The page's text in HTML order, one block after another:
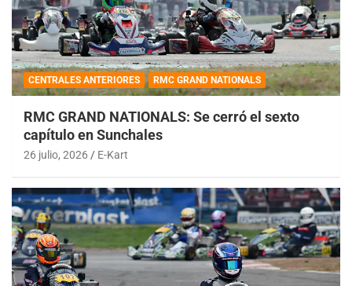
CENTRALES ANTERIORES RMC GRAND NATIONALS
RMC GRAND NATIONALS: Se cerró el sexto
capítulo en Sunchales
26 julio, 2026 E-Kart